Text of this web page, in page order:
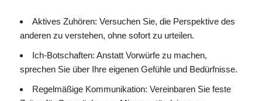
Aktives Zuhören: Versuchen Sie, die Perspektive des
anderen zu verstehen, ohne sofort zu urteilen.
Ich-Botschaften: Anstatt Vorwürfe zu machen,
sprechen Sie über Ihre eigenen Gefühle und Bedürfnisse.
Regelmäßige Kommunikation: Vereinbaren Sie feste